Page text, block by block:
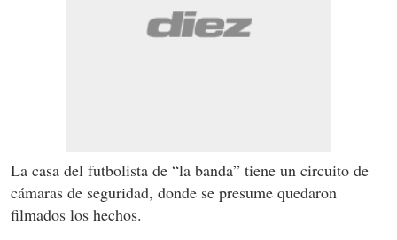
La casa del futbolista de “la banda” tiene un circuito de
cámaras de seguridad, donde se presume quedaron
filmados los hechos.